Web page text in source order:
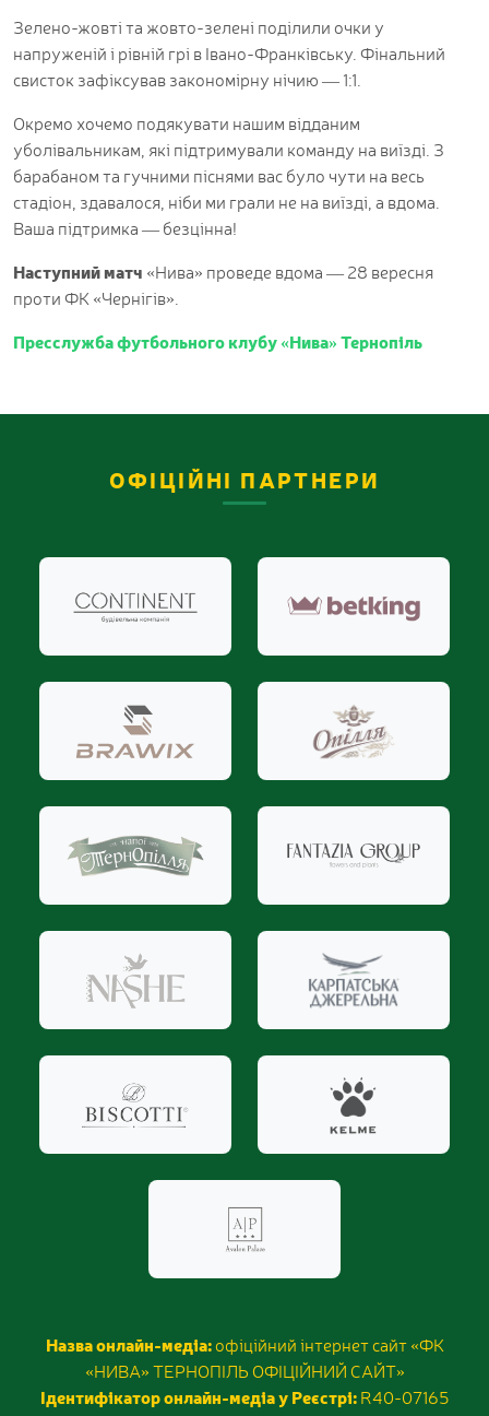
Зелено-жовті та жовто-зелені поділили очки у
напруженій і рівній грі в Івано-Франківську. Фінальний
свисток зафіксував закономірну нічию — 1:1.
Окремо хочемо подякувати нашим відданим
уболівальникам, які підтримували команду на виїзді. З
барабаном та гучними піснями вас було чути на весь
стадіон, здавалося, ніби ми грали не на виїзді, а вдома.
Ваша підтримка — безцінна!
Наступний матч «Нива» проведе вдома — 28 вересня
проти ФК «Чернігів».
Пресслужба футбольного клубу «Нива» Тернопіль
ОФІЦІЙНІ ПАРТНЕРИ
Назва онлайн-медіа:офіційний інтернет сайт «ФК
«НИВА» ТЕРНОПІЛЬ ОФІЦІЙНИЙ САЙТ»
Ідентифікатор онлайн-медіа у Реєстрі:R40-07165